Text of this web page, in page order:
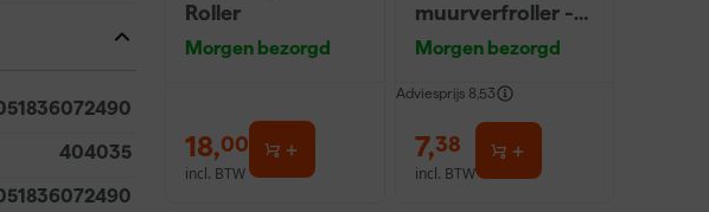
404035
Roller
Morgen bezorgd
18,00
incl. BTW
muurverfroller -
18cm
Morgen bezorgd
Adviesprijs 8,53
7,38
incl. BTW